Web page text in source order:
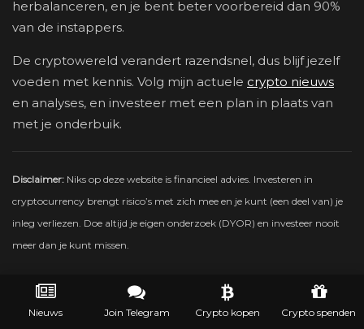
herbalanceren, en je bent beter voorbereid dan 90%
van de instappers.
De cryptowereld verandert razendsnel, dus blijf jezelf
voeden met kennis. Volg mijn actuele crypto nieuws
en analyses, en investeer met een plan in plaats van
met je onderbuik.
Disclaimer: Niks op deze website is financieel advies. Investeren in
cryptocurrency brengt risico’s met zich mee en je kunt (een deel van) je
inleg verliezen. Doe altijd je eigen onderzoek (DYOR) en investeer nooit
meer dan je kunt missen.
Ontdek meer van Crypto-Gids
Nieuws Join Telegram Crypto kopen Crypto spenden